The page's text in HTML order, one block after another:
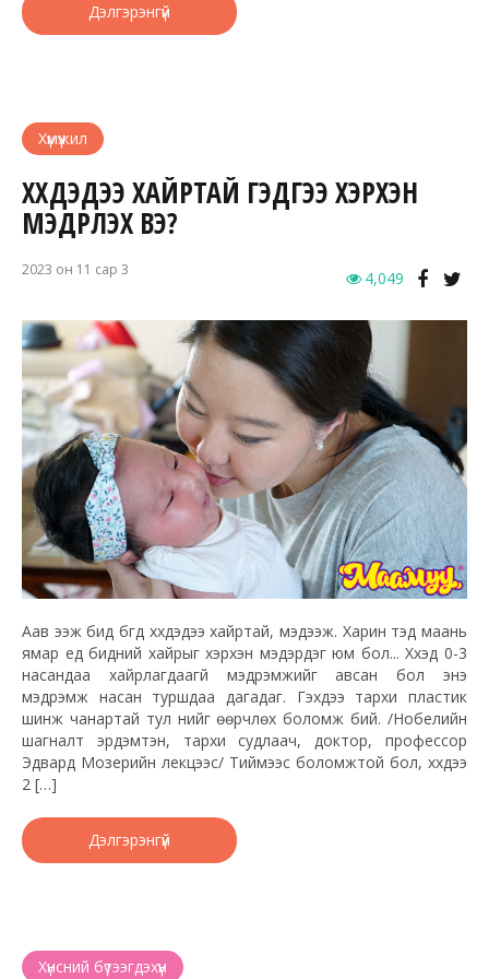
Дэлгэрэнгүй
Хүмүүжил
ХҮҮХДЭДЭЭ ХАЙРТАЙ ГЭДГЭЭ ХЭРХЭН
МЭДРҮҮЛЭХ ВЭ?
2023 он 11 сар 3 4,049
Аав ээж бид бүгд хүүхдэдээ хайртай, мэдээж. Харин тэд маань
ямар үед бидний хайрыг хэрхэн мэдэрдэг юм бол... Хүүхэд 0-3
насандаа хайрлагдаагүй мэдрэмжийг авсан бол энэ
мэдрэмж насан туршдаа дагадаг. Гэхдээ тархи пластик
шинж чанартай тул үүнийг өөрчлөх боломж бий. /Нобелийн
шагналт эрдэмтэн, тархи судлаач, доктор, профессор
Эдвард Мозерийн лекцээс/ Тиймээс боломжтой бол, хүүхдээ
2 […]
Дэлгэрэнгүй
Хүнсний бүтээгдэхүүн